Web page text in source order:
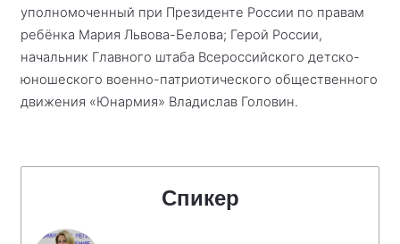
уполномоченный при Президенте России по правам
ребёнка Мария Львова-Белова; Герой России,
начальник Главного штаба Всероссийского детско-
юношеского военно-патриотического общественного
движения «Юнармия» Владислав Головин.
Спикер